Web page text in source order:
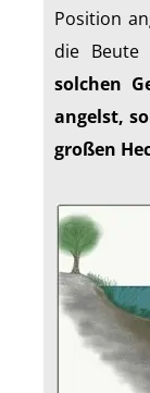
Position
die Beute
solchen
angelst,
großen